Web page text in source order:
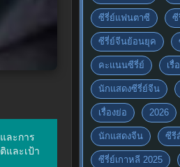
ละการ
และเป้า
ซีรี่ย์แฟนตาซี ซี
ซีรี่ย์จีนย้อนยุค
คะแนนซีรี่ย์ เรื่
นักแสดงซีรี่ย์จีน
เรื่องย่อ 2026
นักแสดงจีน ซีรี
ซีรี่ย์เกาหลี 2025